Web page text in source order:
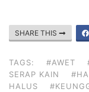
SHARE THIS
TAGS: #AWET
SERAP KAIN
HALUS